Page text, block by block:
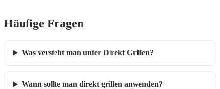
Häufige Fragen
Was versteht man unter Direkt Grillen?
Wann sollte man direkt grillen anwenden?